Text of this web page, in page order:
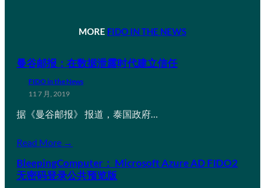
MORE FIDO IN THE NEWS
曼谷邮报：在数据泄露时代建立信任
FIDO in the News
11 7 月, 2019
据《曼谷邮报》 报道，泰国政府…
Read More →
BleepingComputer： Microsoft Azure AD FIDO2
无密码登录公共预览版